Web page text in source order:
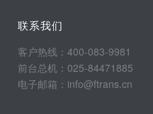
联系我们
客户热线：400-083-9981
前台总机：025-84471885
电子邮箱：info@ftrans.cn